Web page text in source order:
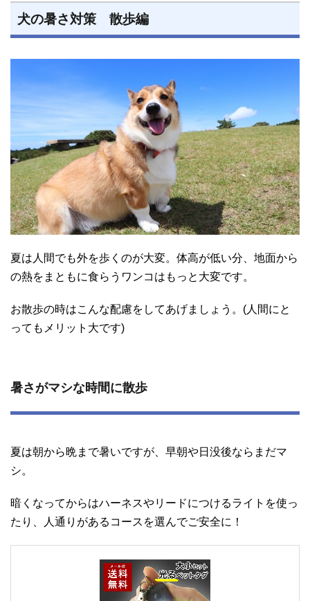
犬の暑さ対策 散歩編
夏は人間でも外を歩くのが大変。体高が低い分、地面から
の熱をまともに食らうワンコはもっと大変です。
お散歩の時はこんな配慮をしてあげましょう。(人間にと
ってもメリット大です)
暑さがマシな時間に散歩
夏は朝から晩まで暑いですが、早朝や日没後ならまだマ
シ。
暗くなってからはハーネスやリードにつけるライトを使っ
たり、人通りがあるコースを選んでご安全に！